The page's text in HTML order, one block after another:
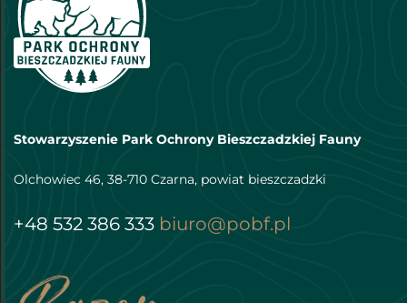
Stowarzyszenie Park Ochrony Bieszczadzkiej Fauny
Olchowiec 46, 38-710 Czarna, powiat bieszczadzki
+48 532 386 333 biuro@pobf.pl